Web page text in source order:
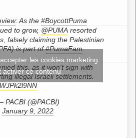
: As the #BoycottPuma
to grow, @PUMA resorted
falsely claiming the Palestinian
is part of#PumaFam.
this, as it won't sign with
illegal Israeli settlements.
PACBI (@PACBI)
January 9, 2022
les cookies marketing
activer ce contenu